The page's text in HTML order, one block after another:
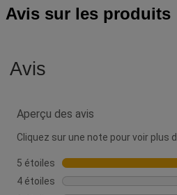
Avis sur les produits